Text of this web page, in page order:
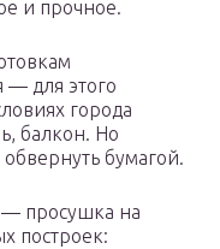
и прочное.
— для этого
города
балкон. Но
бумагой.
просушка на
построек: